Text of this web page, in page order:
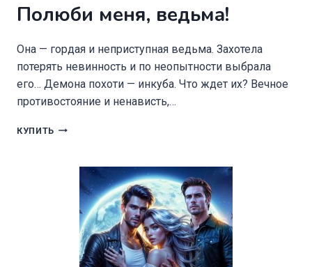
Полюби меня, ведьма!
Она — гордая и неприступная ведьма. Захотела
потерять невинность и по неопытности выбрала
его… Демона похоти — инкуба. Что ждет их? Вечное
противостояние и ненависть,…
КУПИТЬ ПОЛЮБИ